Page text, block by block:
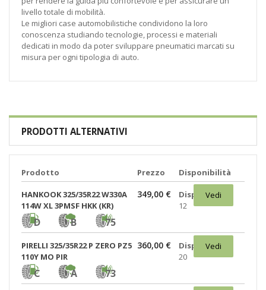
livello totale di mobilità.
Le migliori case automobilistiche condividono la loro
conoscenza studiando tecnologie, processi e materiali
dedicati in modo da poter sviluppare pneumatici marcati su
misura per ogni tipologia di auto.
PRODOTTI ALTERNATIVI
Prodotto Prezzo Disponibilità
HANKOOK 325/35R22 W330A
114W XL 3PMSF HKK (KR)
D B 75
349,00 €
Disponibili:
12
Vedi
PIRELLI 325/35R22 P ZERO PZ5
110Y MO PIR
C A 73
360,00 €
Disponibili:
20
Vedi